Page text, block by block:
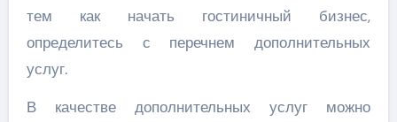
тем как начать гостиничный бизнес,
определитесь с перечнем дополнительных
услуг.
В качестве дополнительных услуг можно